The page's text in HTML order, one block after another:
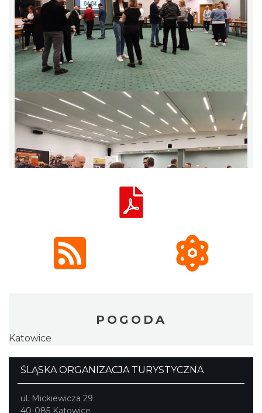
POGODA
Katowice
ŚLĄSKA ORGANIZACJA TURYSTYCZNA
ul. Mickiewicza 29
40-085 Katowice